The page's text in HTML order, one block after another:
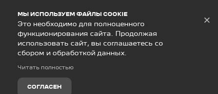
МЫ ИСПОЛЬЗУЕМ ФАЙЛЫ COOKIE
Это необходимо для полноценного
функционирования сайта. Продолжая
использовать сайт, вы соглашаетесь со
сбором и обработкой данных.
Читать полностью
СОГЛАСЕН
×